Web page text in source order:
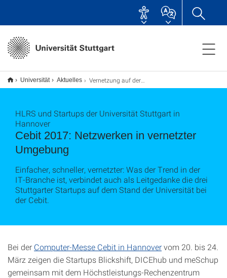
Universität Aktuelles Vernetzung auf der Cebit
Cebit 2017: Netzwerken in vernetzter
Umgebung
HLRS und Startups der Universität Stuttgart in
Hannover
Einfacher, schneller, vernetzter: Was der Trend in der
IT-Branche ist, verbindet auch als Leitgedanke die drei
Stuttgarter Startups auf dem Stand der Universität bei
der Cebit.
Bei der Computer-Messe Cebit in Hannovervom 20. bis 24.
März zeigen die Startups Blickshift, DICEhub und meSchup
gemeinsam mit dem Höchstleistungs-Rechenzentrum